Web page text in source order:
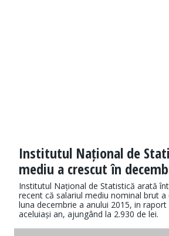
Institutul Național de
mediu a crescut în
Institutul Național de Statistică arată
recent că salariul mediu nominal brut a
luna decembrie a anului 2015, in
aceluiași an, ajungând la 2.930 de lei.